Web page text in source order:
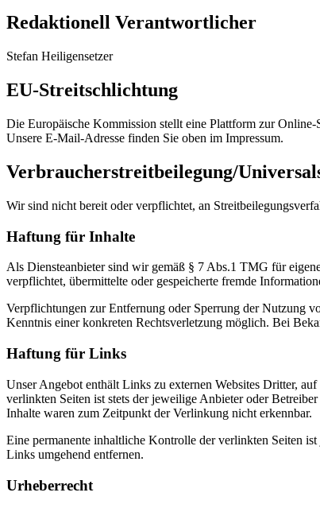
Redaktionell Verantwortlicher
Stefan Heiligensetzer
EU-Streitschlichtung
Die Europäische Kommission stellt eine Plattform zur Online-
Unsere E-Mail-Adresse finden Sie oben im Impressum.
Verbraucher­streit­beilegung/
Wir sind nicht bereit oder verpflichtet, an
Haftung für Inhalte
Als Diensteanbieter sind wir gemäß § 7 Abs.1 TMG für
verpflichtet, übermittelte oder gespeicherte fremde
Verpflichtungen zur Entfernung oder Sperrung der Nutzung
Kenntnis einer konkreten Rechtsverletzung möglich. Bei
Haftung für Links
Unser Angebot enthält Links zu externen Websites Dritter,
verlinkten Seiten ist stets der jeweilige Anbieter oder
Inhalte waren zum Zeitpunkt der Verlinkung nicht erkennbar.
Eine permanente inhaltliche Kontrolle der verlinkten Seiten
Links umgehend entfernen.
Urheberrecht